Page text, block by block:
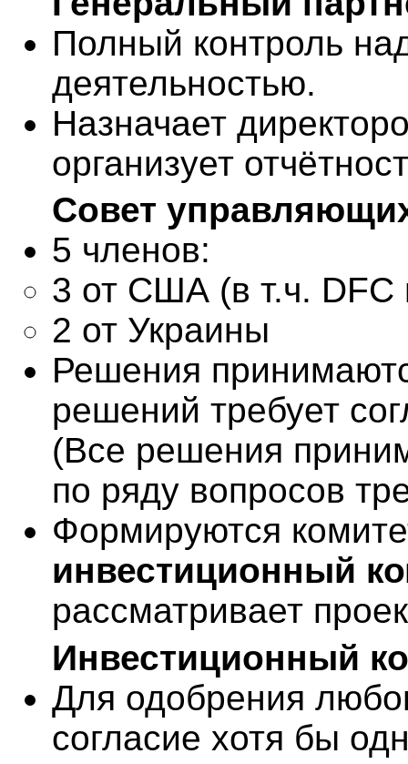
Полный контроль
деятельностью.
Назначает
организует
Совет
5 членов:
3 от США (в т.ч.
2 от Украины
Решения
решений требует
(Все решения
по ряду вопросов
Формируются
инвестиционный
рассматривает
Инвестиционный
Для одобрения
согласие хотя бы